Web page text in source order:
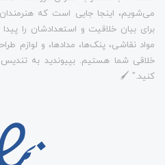
می‌شویم، اینجا جایی است که هنرمندان
برای بیان خلاقیت و استعدادشان را
مواد نقاشی، پنک‌ها، مدادها، و لوازم
خلاقی شما هستیم. بپیوندید به
کنید." 🖌️